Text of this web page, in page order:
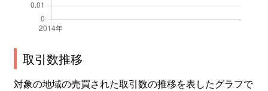
取引数推移
対象の地域の売買された取引数の推移を表したグラフで